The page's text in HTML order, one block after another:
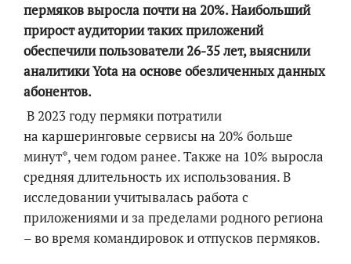
пермяков выросла почти на 20%. Наибольший
прирост аудитории таких приложений
обеспечили пользователи 26-35 лет, выяснили
аналитики Yota на основе обезличенных данных
абонентов.
В 2023 году пермяки потратили
на каршеринговые сервисы на 20% больше
минут*, чем годом ранее. Также на 10% выросла
средняя длительность их использования. В
исследовании учитывалась работа с
приложениями и за пределами родного региона
– во время командировок и отпусков пермяков.